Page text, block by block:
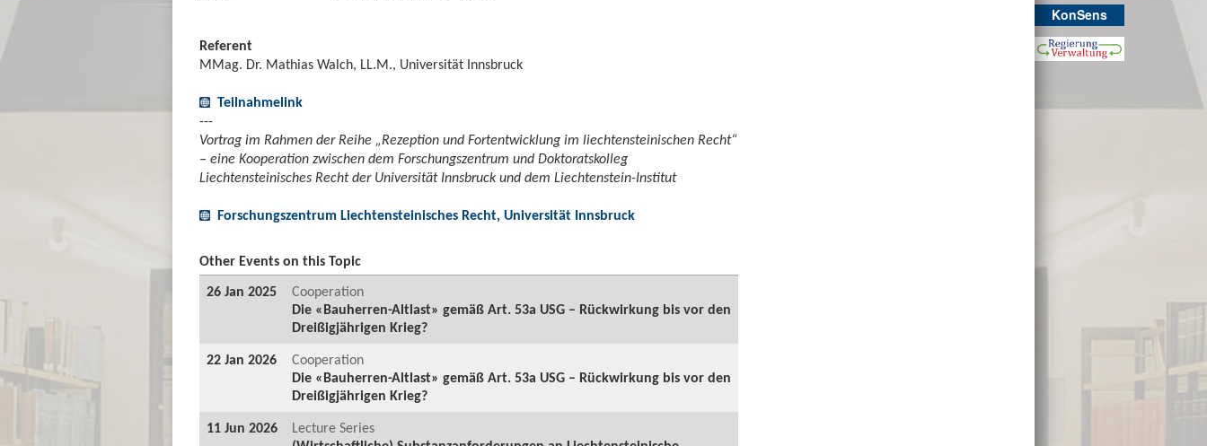
KonSens
Referent
MMag. Dr. Mathias Walch, LL.M., Universität Innsbruck
Teilnahmelink
---
Vortrag im Rahmen der Reihe „Rezeption und Fortentwicklung im liechtensteinischen Recht“
– eine Kooperation zwischen dem Forschungszentrum und Doktoratskolleg
Liechtensteinisches Recht der Universität Innsbruck und dem Liechtenstein-Institut
Forschungszentrum Liechtensteinisches Recht, Universität Innsbruck
Other Events on this Topic
26 Jan 2025
Cooperation
Die «Bauherren-Altlast» gemäß Art. 53a USG – Rückwirkung bis vor den
Dreißigjährigen Krieg?
22 Jan 2026
Cooperation
Die «Bauherren-Altlast» gemäß Art. 53a USG – Rückwirkung bis vor den
Dreißigjährigen Krieg?
11 Jun 2026
Lecture Series